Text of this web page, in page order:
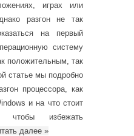
играх или
разгон не так
на первый
систему
положительным, так
статье мы подробно
процессора, как
и на что стоит
чтобы избежать
далее »